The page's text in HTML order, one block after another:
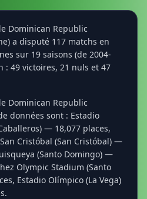
Dominican Republic
a disputé 117 matchs en
sur 19 saisons (de 2004-
: 49 victoires, 21 nuls et 47
Dominican Republic
données sont : Estadio
— 18,077 places,
Cristóbal (San Cristóbal) —
(Santo Domingo) —
Olympic Stadium (Santo
Estadio Olímpico (La Vega)